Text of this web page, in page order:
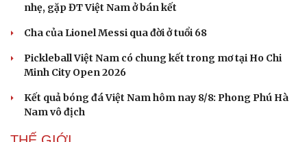
nhẹ, gặp ĐT Việt Nam ở bán kết
Cha của Lionel Messi qua đời ở tuổi 68
Pickleball Việt Nam có chung kết trong mơ tại Ho Chi
Minh City Open 2026
Kết quả bóng đá Việt Nam hôm nay 8/8: Phong Phú Hà
Nam vô địch